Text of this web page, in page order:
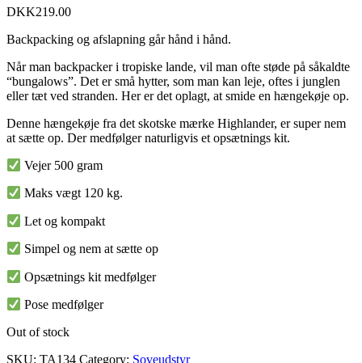
DKK219.00
Backpacking og afslapning går hånd i hånd.
Når man backpacker i tropiske lande, vil man ofte støde på såkaldte
“bungalows”. Det er små hytter, som man kan leje, oftes i junglen
eller tæt ved stranden. Her er det oplagt, at smide en hængekøje op.
Denne hængekøje fra det skotske mærke Highlander, er super nem
at sætte op. Der medfølger naturligvis et opsætnings kit.
Vejer 500 gram
Maks vægt 120 kg.
Let og kompakt
Simpel og nem at sætte op
Opsætnings kit medfølger
Pose medfølger
Out of stock
SKU: TA134 Category: Soveudstyr